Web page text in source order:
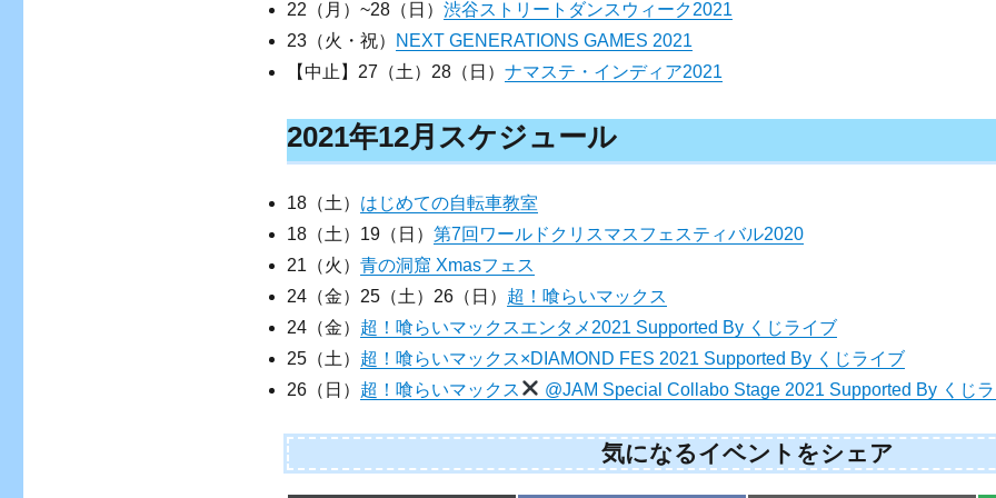
22（月）~28（日） 渋谷ストリートダンスウィーク2021
23（火・祝）
NEXT GENERATIONS GAMES 2021
【中止】27（土）28（日） ナマステ・インディア2021
2021年12月スケジュール
18（土） はじめての自転車教室
18（土）19（日） 第7回ワールドクリスマスフェスティバル2020
21（火） 青の洞窟 Xmasフェス
24（金）25（土）26（日） 超！喰らいマックス
24（金） 超！喰らいマックスエンタメ2021 Supported By くじライブ
25（土） 超！喰らいマックス×DIAMOND FES 2021 Supported By くじライブ
26（日） 超！喰らいマックス @JAM Special Collabo Stage 2021 Supported By くじ
気になるイベントをシェア